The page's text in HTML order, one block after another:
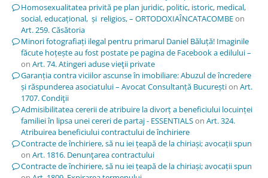
Homosexualitatea privită pe plan juridic, politic, istoric, medical,
social, educațional, și religios, – ORTODOXIAÎNCATACOMBEon
Art. 259. Căsătoria
Minori fotografiați ilegal pentru primarul Daniel Băluță! Imaginile
făcute hoțește au fost postate pe pagina de Facebook a edilului –
on Art. 74. Atingeri aduse vieţii private
Garanția contra viciilor ascunse în imobiliare: Abuzul de încredere
și răspunderea asociatului – Avocat Consultanță Bucureștion Art.
1707. Condiţii
Admisibilitatea cererii de atribuire la divorț a beneficiului locuinței
familiei în lipsa unei cereri de partaj - ESSENTIALSon Art. 324.
Atribuirea beneficiului contractului de închiriere
Contracte de închiriere, să nu iei țeapă de la chiriași; avocații spun
on Art. 1816. Denunţarea contractului
Contracte de închiriere, să nu iei țeapă de la chiriași; avocații spun